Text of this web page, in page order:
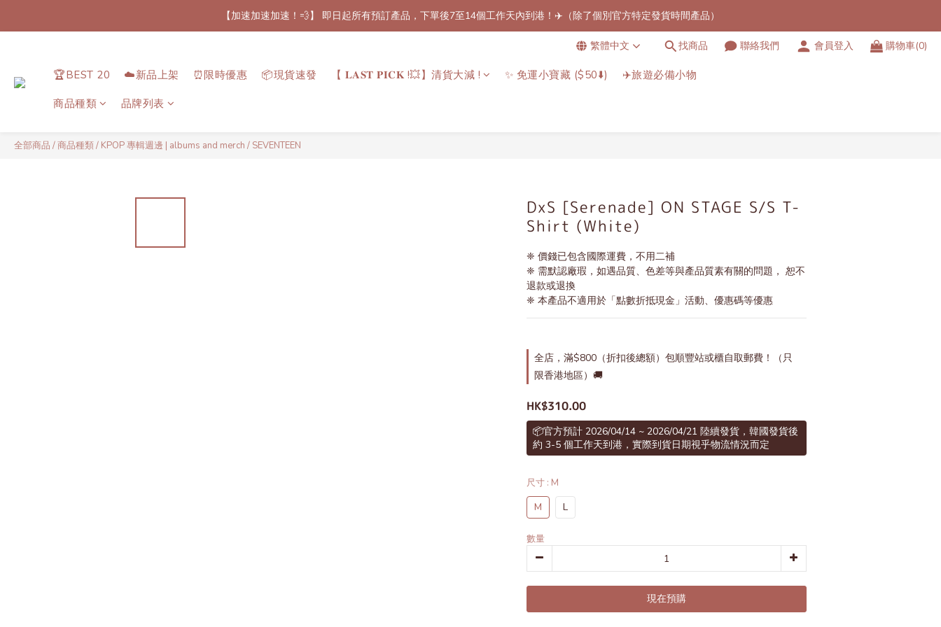
【最新免郵優惠！🚚】滿$800（折扣後總額）包順豐站或櫃自取郵費！（只限香港地區）
【加速加速加速！💨】 即日起所有預訂產品，下單後7至14個工作天內到港！✈️（除了個別官方特定發貨時間產品）
【最新免郵優惠！🚚】滿$800（折扣後總額）包順豐站或櫃自取郵費！（只限香港地區）
繁體中文 找商品 聯絡我們 會員登入 購物車(0)
🏆BEST 20 ☁️新品上架 ⏰限時優惠 📦現貨速發 【 𝐋𝐀𝐒𝐓 𝐏𝐈𝐂𝐊 !💥】清貨大減 ! ✨ 免運小寶藏 ($50⬇️) ✈️旅遊必備小物
商品種類 品牌列表
全部商品 /商品種類/ KPOP 專輯週邊 | albums and merch / SEVENTEEN
DxS [Serenade] ON STAGE S/S T-
Shirt (White)
❈ 價錢已包含國際運費，不用二補
❈ 需默認廠瑕，如遇品質、色差等與產品質素有關的問題， 恕不
退款或退換
❈ 本產品不適用於「點數折抵現金」活動、優惠碼等優惠
全店，滿$800（折扣後總額）包順豐站或櫃自取郵費！（只
限香港地區）🚚
HK$310.00
📦官方預計 2026/04/14 ~ 2026/04/21 陸續發貨，韓國發貨後
約 3-5 個工作天到港，實際到貨日期視乎物流情況而定
尺寸 : M
M L
數量
現在預購